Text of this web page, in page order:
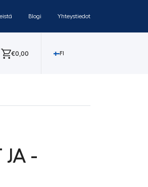
Blogi Yhteystiedot
€0,00 FI
JA -